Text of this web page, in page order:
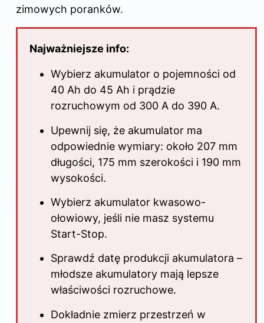
zimowych poranków.
Najważniejsze info:
Wybierz akumulator o pojemności od
40 Ah do 45 Ah i prądzie
rozruchowym od 300 A do 390 A.
Upewnij się, że akumulator ma
odpowiednie wymiary: około 207 mm
długości, 175 mm szerokości i 190 mm
wysokości.
Wybierz akumulator kwasowo-
ołowiowy, jeśli nie masz systemu
Start-Stop.
Sprawdź datę produkcji akumulatora –
młodsze akumulatory mają lepsze
właściwości rozruchowe.
Dokładnie zmierz przestrzeń w